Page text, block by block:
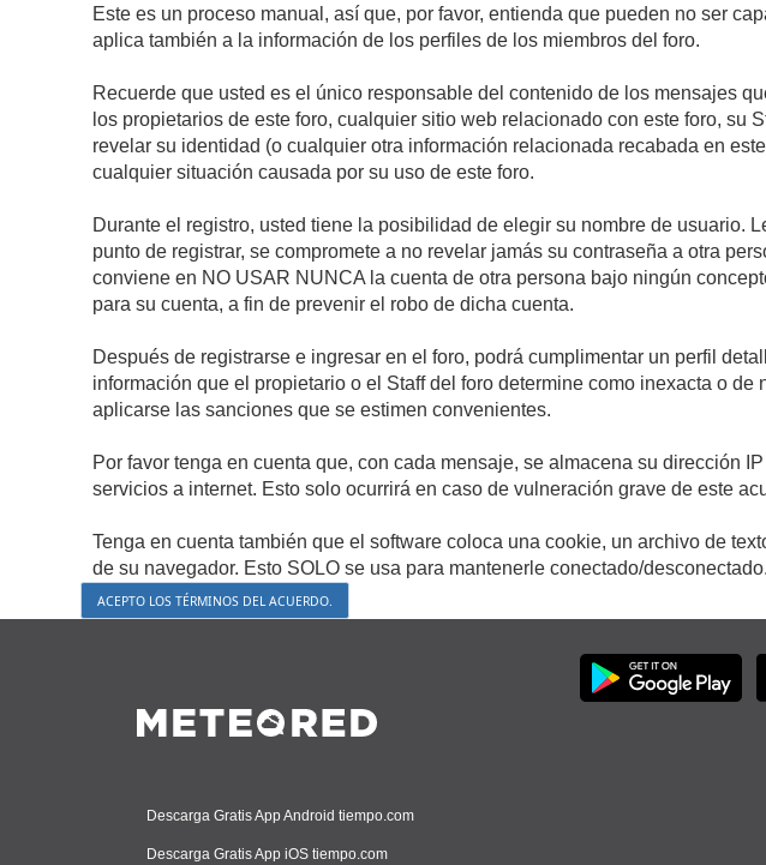
Este es un proceso manual, así que, por favor, entienda que pueden no ser
aplica también a la información de los perfiles de los miembros del foro.
Recuerde que usted es el único responsable del contenido de los mensajes
los propietarios de este foro, cualquier sitio web relacionado con este foro,
revelar su identidad (o cualquier otra información relacionada recabada en
cualquier situación causada por su uso de este foro.
Durante el registro, usted tiene la posibilidad de elegir su nombre de usuario.
punto de registrar, se compromete a no revelar jamás su contraseña a otra
conviene en NO USAR NUNCA la cuenta de otra persona bajo ningún
para su cuenta, a fin de prevenir el robo de dicha cuenta.
Después de registrarse e ingresar en el foro, podrá cumplimentar un perfil
información que el propietario o el Staff del foro determine como inexacta o
aplicarse las sanciones que se estimen convenientes.
Por favor tenga en cuenta que, con cada mensaje, se almacena su dirección
servicios a internet. Esto solo ocurrirá en caso de vulneración grave de este
Tenga en cuenta también que el software coloca una cookie, un archivo de
de su navegador. Esto SOLO se usa para mantenerle conectado/
Descarga Gratis App Android tiempo.com
Descarga Gratis App iOS tiempo.com